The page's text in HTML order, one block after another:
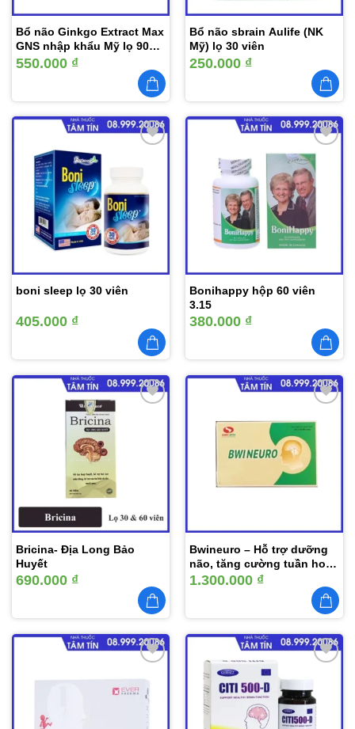
Bổ não Ginkgo Extract Max
GNS nhập khẩu Mỹ lọ 90
viên
550.000 ₫
Bổ não sbrain Aulife (NK
Mỹ) lọ 30 viên
250.000 ₫
thích
boni sleep lọ 30 viên
405.000 ₫
Thêm
yêu
thích
Bonihappy hộp 60 viên
3.15
380.000 ₫
Bricina- Địa Long Bảo
Huyết
690.000 ₫
Thêm
Bwineuro – Hỗ trợ dưỡng
não, tăng cường tuần hoàn
não
1.300.000 ₫
vào
yêu
thích
vào
yêu
thích